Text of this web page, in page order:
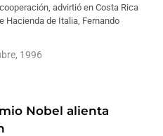
advirtió en Costa Rica
Hacienda de Italia, Fernando
1996
Nobel alienta